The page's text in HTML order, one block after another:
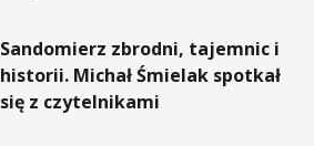
Sandomierz zbrodni, tajemnic i
historii. Michał Śmielak spotkał
się z czytelnikami